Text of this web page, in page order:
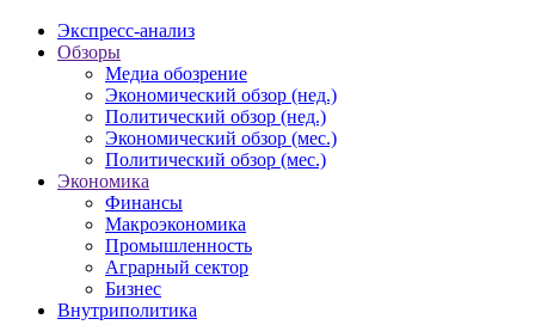
Экспресс-анализ
Обзоры
Медиа обозрение
Экономический обзор (нед.)
Политический обзор (нед.)
Экономический обзор (мес.)
Политический обзор (мес.)
Экономика
Финансы
Макроэкономика
Промышленность
Аграрный сектор
Бизнес
Внутриполитика